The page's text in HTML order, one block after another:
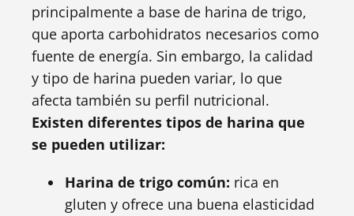
principalmente a base de harina de trigo,
que aporta carbohidratos necesarios como
fuente de energía. Sin embargo, la calidad
y tipo de harina pueden variar, lo que
afecta también su perfil nutricional.
Existen diferentes tipos de harina que
se pueden utilizar:
Harina de trigo común: rica en
gluten y ofrece una buena elasticidad